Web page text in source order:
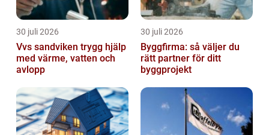
30 juli 2026
Vvs sandviken trygg hjälp
med värme, vatten och
avlopp
30 juli 2026
Byggfirma: så väljer du
rätt partner för ditt
byggprojekt